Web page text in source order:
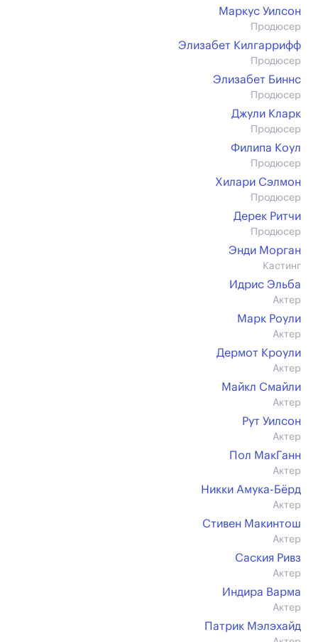
Маркус Уилсон
Продюсер
Элизабет Килгаррифф
Продюсер
Элизабет Биннс
Продюсер
Джули Кларк
Продюсер
Филипа Коул
Продюсер
Хилари Сэлмон
Продюсер
Дерек Ритчи
Продюсер
Энди Морган
Кастинг
Идрис Эльба
Актер
Марк Роули
Актер
Дермот Кроули
Актер
Майкл Смайли
Актер
Рут Уилсон
Актер
Пол МакГанн
Актер
Никки Амука-Бёрд
Актер
Стивен Макинтош
Актер
Саския Ривз
Актер
Индира Варма
Актер
Патрик Мэлэхайд